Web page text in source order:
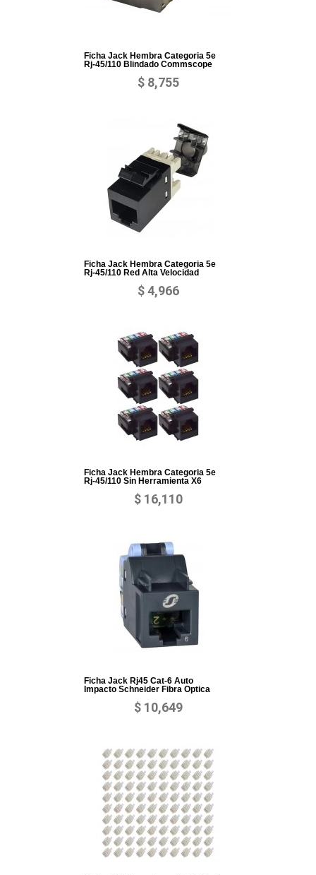
Ficha Jack Hembra Categoria 5e
Rj-45/110 Blindado Commscope
$ 8,755
Ficha Jack Hembra Categoria 5e
Rj-45/110 Red Alta Velocidad
$ 4,966
Ficha Jack Hembra Categoria 5e
Rj-45/110 Sin Herramienta X6
$ 16,110
Ficha Jack Rj45 Cat-6 Auto
Impacto Schneider Fibra Optica
$ 10,649